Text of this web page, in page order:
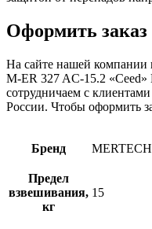
Оформить заказ
На сайте нашей
M-ER 327 AC-15.2
сотрудничаем с
России. Чтобы оформить
Бренд MERTECH
Предел
взвешивания,
кг
15